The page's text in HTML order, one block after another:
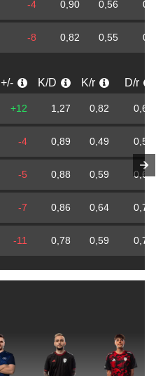
-4 0,90 0,56
-8 0,82 0,55
+/- K/D K/r D/r
+12 1,27 0,82 0,64
-4 0,89 0,49 0,55
-5 0,88 0,59 0,67
-7 0,86 0,64 0,74
-11 0,78 0,59 0,76